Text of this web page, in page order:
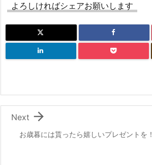
よろしければシェアお願いします
お歳暮には貰ったら嬉しいプレゼントを！

Next